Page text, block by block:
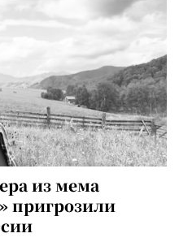
из мема
пригрозили